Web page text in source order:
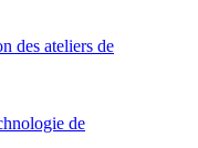
des ateliers de
de